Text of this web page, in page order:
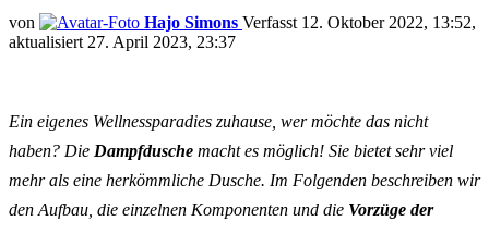
von Hajo Simons
12. Oktober 2022, 13:52
aktualisiert 27. April 2023, 23:37
Ein eigenes Wellnessparadies zuhause, wer möchte das nicht
haben? Die Dampfdusche macht es möglich! Sie bietet sehr viel
mehr als eine herkömmliche Dusche. Im Folgenden beschreiben wir
den Aufbau, die einzelnen Komponenten und die Vorzüge der